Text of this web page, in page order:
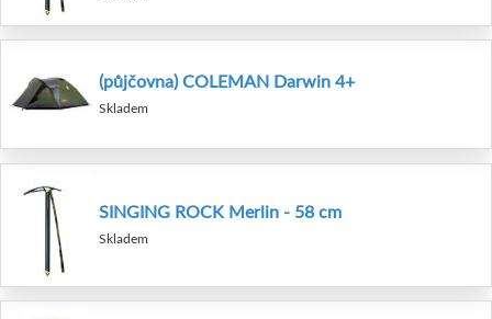
(půjčovna) COLEMAN Darwin 4+
Skladem
SINGING ROCK Merlin - 58 cm
Skladem